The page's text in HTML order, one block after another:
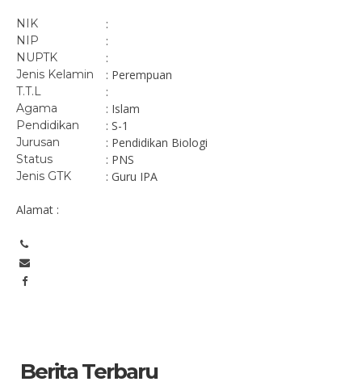
NIK :
NIP :
NUPTK :
Jenis Kelamin : Perempuan
T.T.L :
Agama : Islam
Pendidikan : S-1
Jurusan : Pendidikan Biologi
Status : PNS
Jenis GTK : Guru IPA
Alamat :
Berita Terbaru